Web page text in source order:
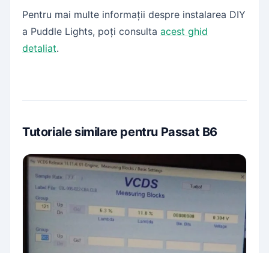
Pentru mai multe informații despre instalarea DIY
a Puddle Lights, poți consulta acest ghid
detaliat.
Tutoriale similare pentru Passat B6